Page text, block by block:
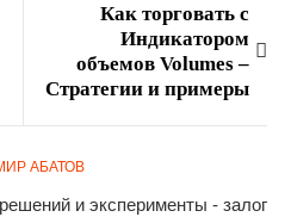
Как торговать с
Индикатором
объемов Volumes –
Стратегии и примеры
АБАТОВ
и эксперименты - залог